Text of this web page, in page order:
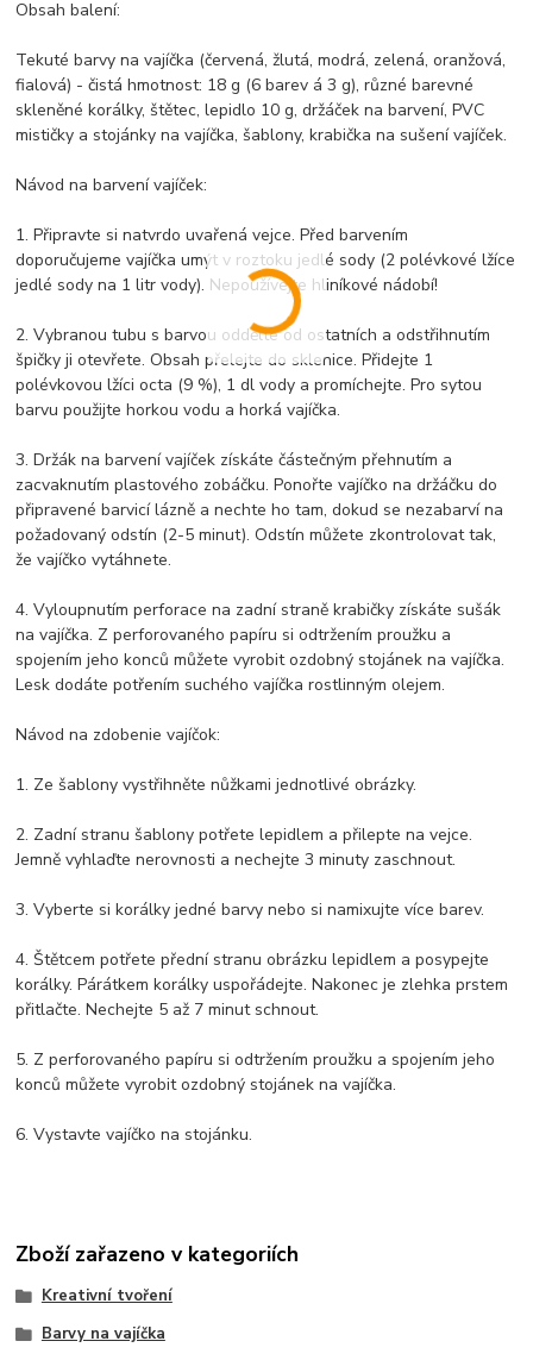
Obsah balení:
Tekuté barvy na vajíčka (červená, žlutá, modrá, zelená, oranžová,
fialová) - čistá hmotnost: 18 g (6 barev á 3 g), různé barevné
skleněné korálky, štětec, lepidlo 10 g, držáček na barvení, PVC
mističky a stojánky na vajíčka, šablony, krabička na sušení vajíček.
Návod na barvení vajíček:
1. Připravte si natvrdo uvařená vejce. Před barvením
doporučujeme vajíčka umýt v roztoku jedlé sody (2 polévkové lžíce
jedlé sody na 1 litr vody). Nepoužívejte hliníkové nádobí!
2. Vybranou tubu s barvou oddělte od ostatních a odstřihnutím
špičky ji otevřete. Obsah přelejte do sklenice. Přidejte 1
polévkovou lžíci octa (9 %), 1 dl vody a promíchejte. Pro sytou
barvu použijte horkou vodu a horká vajíčka.
3. Držák na barvení vajíček získáte částečným přehnutím a
zacvaknutím plastového zobáčku. Ponořte vajíčko na držáčku do
připravené barvicí lázně a nechte ho tam, dokud se nezabarví na
požadovaný odstín (2-5 minut). Odstín můžete zkontrolovat tak,
že vajíčko vytáhnete.
4. Vyloupnutím perforace na zadní straně krabičky získáte sušák
na vajíčka. Z perforovaného papíru si odtržením proužku a
spojením jeho konců můžete vyrobit ozdobný stojánek na vajíčka.
Lesk dodáte potřením suchého vajíčka rostlinným olejem.
Návod na zdobenie vajíčok:
1. Ze šablony vystřihněte nůžkami jednotlivé obrázky.
2. Zadní stranu šablony potřete lepidlem a přilepte na vejce.
Jemně vyhlaďte nerovnosti a nechejte 3 minuty zaschnout.
3. Vyberte si korálky jedné barvy nebo si namixujte více barev.
4. Štětcem potřete přední stranu obrázku lepidlem a posypejte
korálky. Párátkem korálky uspořádejte. Nakonec je zlehka prstem
přitlačte. Nechejte 5 až 7 minut schnout.
5. Z perforovaného papíru si odtržením proužku a spojením jeho
konců můžete vyrobit ozdobný stojánek na vajíčka.
6. Vystavte vajíčko na stojánku.
Zboží zařazeno v kategoriích
Kreativní tvoření
Barvy na vajíčka